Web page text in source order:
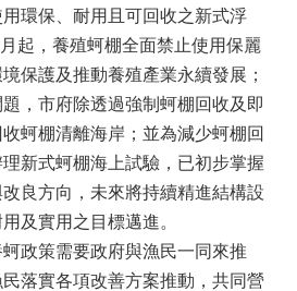
環保、耐用且可回收之新式浮
起，養殖蚵棚全面禁止使用保麗
保護及推動養殖產業永續發展；
，市府除透過強制蚵棚回收及即
蚵棚清離海岸；並為減少蚵棚回
新式蚵棚海上試驗，已初步掌握
良方向，未來將持續精進結構設
及實用之目標邁進。
政策需要政府與漁民一同來推
落實各項改善方案推動，共同營